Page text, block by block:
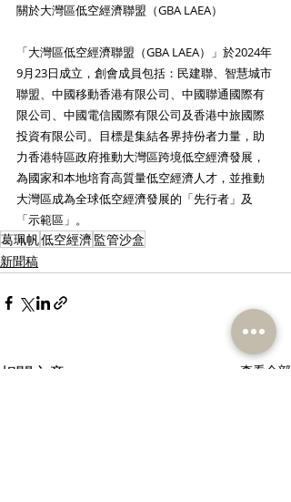
關於大灣區低空經濟聯盟（GBA LAEA）
「大灣區低空經濟聯盟（GBA LAEA）」於2024年
9月23日成立，創會成員包括：民建聯、智慧城市
聯盟、中國移動香港有限公司、中國聯通國際有
限公司、中國電信國際有限公司及香港中旅國際
投資有限公司。目標是集結各界持份者力量，助
力香港特區政府推動大灣區跨境低空經濟發展，
為國家和本地培育高質量低空經濟人才，並推動
大灣區成為全球低空經濟發展的「先行者」及
「示範區」。
葛珮帆低空經濟監管沙盒
新聞稿
相關文章 查看全部